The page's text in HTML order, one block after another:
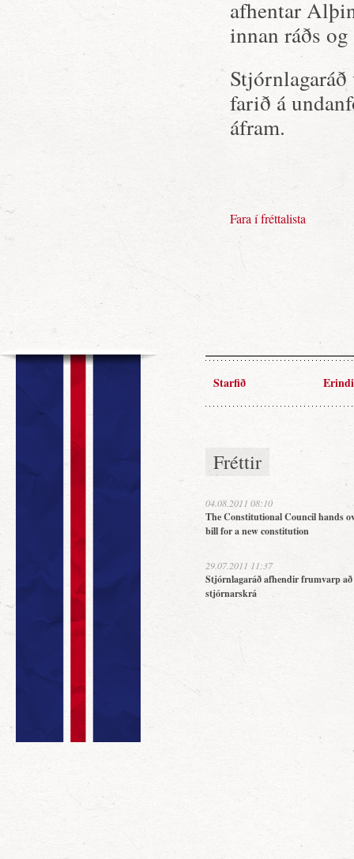
afhentar
innan ráðs
farið á
áfram.
Fara í fréttalista
Starfið Erindi
Fréttir
04.08.2011 08:10
The Constitutional Council hands
bill for a new constitution
29.07.2011 11:37
Stjórnlagaráð afhendir frumvarp
stjórnarskrá